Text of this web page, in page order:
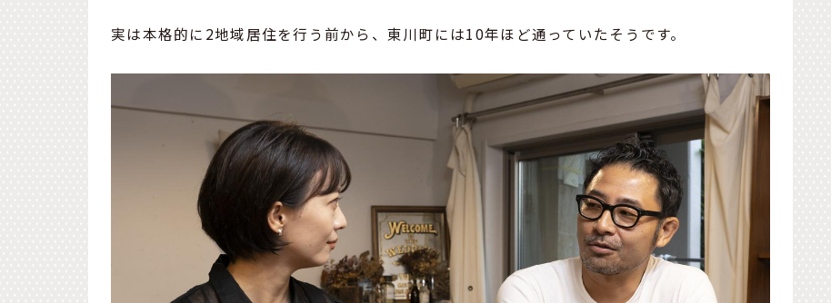
実は本格的に2地域居住を行う前から、東川町には10年ほど通っていたそうです。